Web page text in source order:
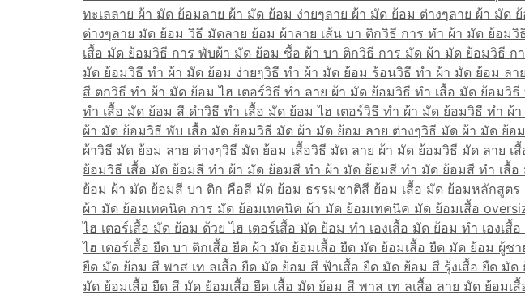
ทะเลลาย ผ้า มัด ย้อมลาย ผ้า มัด ย้อม ง่ายๆลาย ผ้า มัด ย้อม ต่างๆลาย ผ้า มัด
ต่างๆลาย มัด ย้อม วิธี มัดลาย ย้อม ผ้าลาย เส้น บา ติกวิธี การ ทํา ผ้า มัด ย้อมวิ
เสื้อ มัด ย้อมวิธี การ พับผ้า มัด ย้อม ซื้อ ผ้า บา ติกวิธี การ มัด ผ้า มัด ย้อมวิธี ก
มัด ย้อมวิธี ทํา ผ้า มัด ย้อม ง่ายๆวิธี ทํา ผ้า มัด ย้อม ร้อนวิธี ทํา ผ้า มัด ย้อม ลา
สี ตกวิธี ทํา ผ้า มัด ย้อม ไฮ เตอร์วิธี ทํา ลาย ผ้า มัด ย้อมวิธี ทํา เสื้อ มัด ย้อมวิธี
ทํา เสื้อ มัด ย้อม สี ดําวิธี ทํา เสื้อ มัด ย้อม ไฮ เตอร์วิธี ทำ ผ้า มัด ย้อมวิธี ทำ ผ้
ผ้า มัด ย้อมวิธี พับ เสื้อ มัด ย้อมวิธี มัด ผ้า มัด ย้อม ลาย ต่างๆวิธี มัด ผ้า มัด ย้อ
ผ้าวิธี มัด ย้อม ลาย ต่างๆวิธี มัด ย้อม เสื้อวิธี มัด ลาย ผ้า มัด ย้อมวิธี มัด ลาย เ
ย้อมวิธี เสื้อ มัด ย้อมสี ทํา ผ้า มัด ย้อมสี ทำ ผ้า มัด ย้อมสี ทำ มัด ย้อมสี ทำ เสื้อ
ย้อม ผ้า มัด ย้อมสี บา ติก คือสี มัด ย้อม ธรรมชาติสี ย้อม เสื้อ มัด ย้อมหลักสูตร
ผ้า มัด ย้อมเทคนิค การ มัด ย้อมเทคนิค ผ้า มัด ย้อมเทคนิค มัด ย้อมเสื้อ
ไฮ เตอร์เสื้อ มัด ย้อม ด้วย ไฮ เตอร์เสื้อ มัด ย้อม ทํา เองเสื้อ มัด ย้อม ทำ เองเสื้
ไฮ เตอร์เสื้อ ยืด บา ติกเสื้อ ยืด ผ้า มัด ย้อมเสื้อ ยืด มัด ย้อมเสื้อ ยืด มัด ย้อม ผู้ชา
ยืด มัด ย้อม สี พาส เท ลเสื้อ ยืด มัด ย้อม สี ฟ้าเสื้อ ยืด มัด ย้อม สี รุ้งเสื้อ ยืด มัด
มัด ย้อมเสื้อ ยืด สี มัด ย้อมเสื้อ ยืด เสื้อ มัด ย้อม สี พาส เท ลเสื้อ ลาย มัด ย้อมเ